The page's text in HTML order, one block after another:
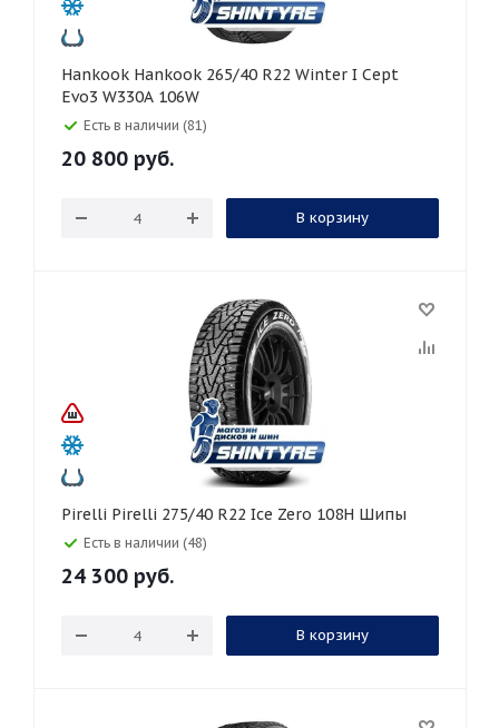
Hankook Hankook 265/40 R22 Winter I Cept
Evo3 W330A 106W
Есть в наличии (81)
20 800 руб.
В корзину
Pirelli Pirelli 275/40 R22 Ice Zero 108H Шипы
Есть в наличии (48)
24 300 руб.
В корзину